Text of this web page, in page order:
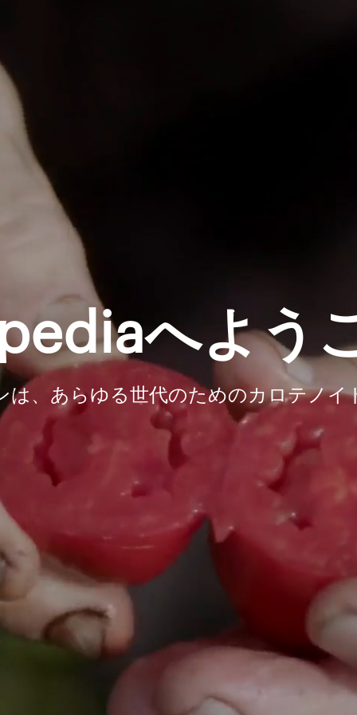
へよう
は、あらゆる世代のためのカロテノイ